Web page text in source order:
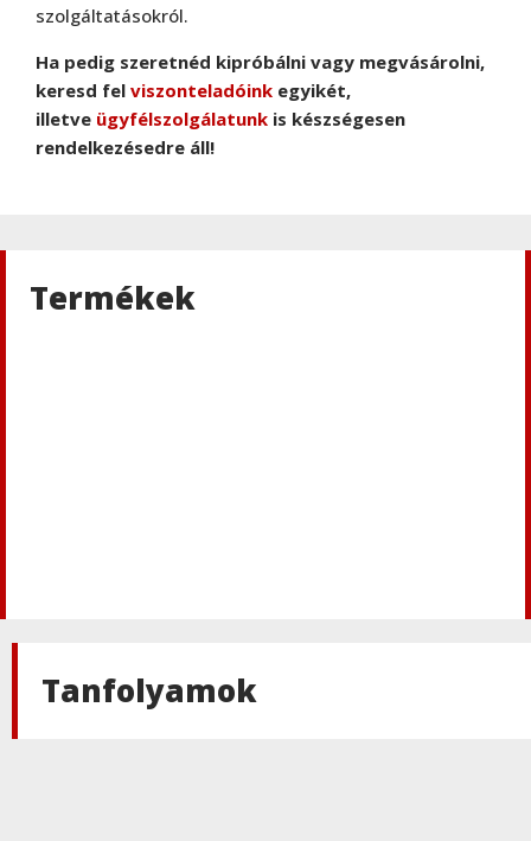
szolgáltatásokról.
Ha pedig szeretnéd kipróbálni vagy megvásárolni,
keresd fel viszonteladóink egyikét,
illetve ügyfélszolgálatunk is készségesen
rendelkezésedre áll!
Termékek
Tanfolyamok